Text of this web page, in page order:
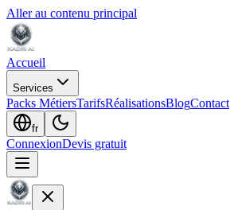
Aller au contenu principal
Accueil
Services
Packs MétiersTarifsRéalisationsBlogContact
fr
ConnexionDevis gratuit